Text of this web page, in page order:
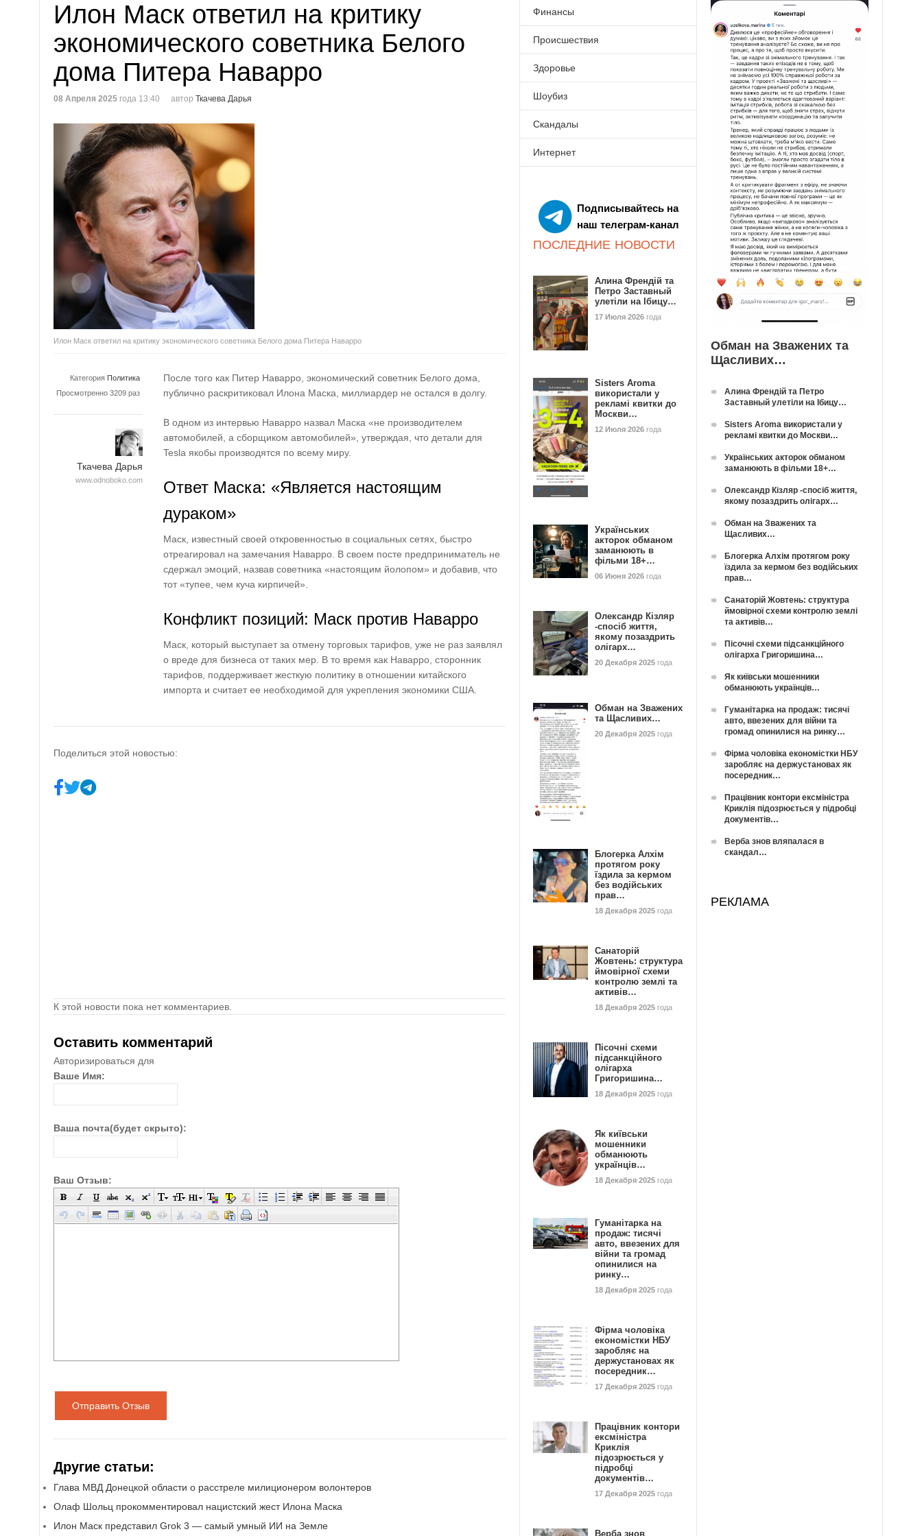
Илон Маск ответил на критику
экономического советника Белого
дома Питера Наварро
08 Апреля 2025 года 13:40 автор Ткачева Дарья
Илон Маск ответил на критику экономического советника Белого дома Питера Наварро
Категория Политика
Просмотренно 3209 раз
Ткачева Дарья
www.odnoboko.com
После того как Питер Наварро, экономический советник Белого дома,
публично раскритиковал Илона Маска, миллиардер не остался в долгу.
В одном из интервью Наварро назвал Маска «не производителем
автомобилей, а сборщиком автомобилей», утверждая, что детали для
Tesla якобы производятся по всему миру.
Ответ Маска: «Является настоящим
дураком»
Маск, известный своей откровенностью в социальных сетях, быстро
отреагировал на замечания Наварро. В своем посте предприниматель не
сдержал эмоций, назвав советника «настоящим йолопом» и добавив, что
тот «тупее, чем куча кирпичей».
Конфликт позиций: Маск против Наварро
Маск, который выступает за отмену торговых тарифов, уже не раз заявлял
о вреде для бизнеса от таких мер. В то время как Наварро, сторонник
тарифов, поддерживает жесткую политику в отношении китайского
импорта и считает ее необходимой для укрепления экономики США.
Поделиться этой новостью:
К этой новости пока нет комментариев.
Оставить комментарий
Авторизироваться для
Ваше Имя:
Ваша почта(будет скрыто):
Ваш Отзыв:
Отправить Отзыв
Другие статьи:
Глава МВД Донецкой области о расстреле милиционером волонтеров
Олаф Шольц прокомментировал нацистский жест Илона Маска
Илон Маск представил Grok 3 — самый умный ИИ на Земле
Финансы
Происшествия
Здоровье
Шоубиз
Скандалы
Интернет
Подписывайтесь на
наш телеграм-канал
ПОСЛЕДНИЕ НОВОСТИ
Алина Френдій та
Петро Заставный
улетіли на Ібицу…
17 Июля 2026 года
Sisters Aroma
використали у
рекламі квитки до
Москви…
12 Июля 2026 года
Українських
акторок обманом
заманюють в
фільми 18+…
06 Июня 2026 года
Олександр Кізляр
-спосіб життя,
якому позаздрить
олігарх…
20 Декабря 2025 года
Обман на Зважених
та Щасливих…
20 Декабря 2025 года
Блогерка Алхім
протягом року
їздила за кермом
без водійських
прав…
18 Декабря 2025 года
Санаторій
Жовтень: структура
ймовірної схеми
контролю землі та
активів…
18 Декабря 2025 года
Пісочні схеми
підсанкційного
олігарха
Григоришина…
18 Декабря 2025 года
Як київськи
мошенники
обманюють
українців…
18 Декабря 2025 года
Гуманітарка на
продаж: тисячі
авто, ввезених для
війни та громад
опинилися на
ринку…
18 Декабря 2025 года
Фірма чоловіка
економістки НБУ
заробляє на
держустановах як
посередник…
17 Декабря 2025 года
Працівник контори
ексміністра
Криклія
підозрюється у
підробці
документів…
17 Декабря 2025 года
Верба знов
Обман на Зважених та
Щасливих…
Алина Френдій та Петро
Заставный улетіли на Ібицу…
Sisters Aroma використали у
рекламі квитки до Москви…
Українських акторок обманом
заманюють в фільми 18+…
Олександр Кізляр -спосіб життя,
якому позаздрить олігарх…
Обман на Зважених та
Щасливих…
Блогерка Алхім протягом року
їздила за кермом без водійських
прав…
Санаторій Жовтень: структура
ймовірної схеми контролю землі
та активів…
Пісочні схеми підсанкційного
олігарха Григоришина…
Як київськи мошенники
обманюють українців…
Гуманітарка на продаж: тисячі
авто, ввезених для війни та
громад опинилися на ринку…
Фірма чоловіка економістки НБУ
заробляє на держустановах як
посередник…
Працівник контори ексміністра
Криклія підозрюється у підробці
документів…
Верба знов вляпалася в
скандал…
РЕКЛАМА